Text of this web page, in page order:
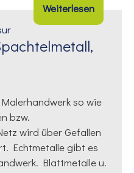
Weiterlesen
so wie
bzw.
wird über Gefallen
Echtmetalle gibt es
Blattmetalle u.